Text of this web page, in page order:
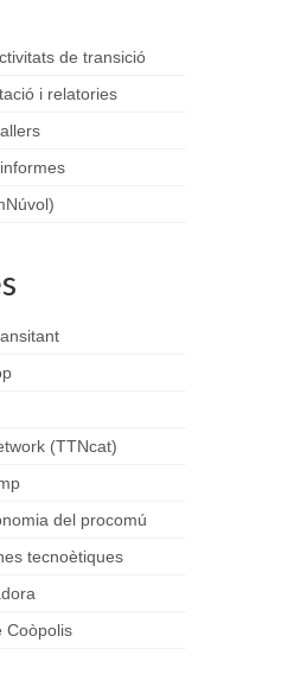
de transició
i relatories
(TTNcat)
del procomú
tecnoètiques
Coòpolis